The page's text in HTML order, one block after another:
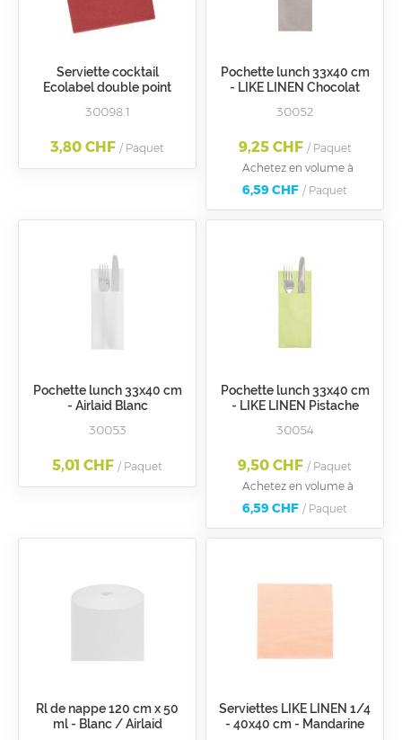
Serviette cocktail
Ecolabel double point
30098.1
3,80 CHF / Paquet
Pochette lunch 33x40 cm
- LIKE LINEN Chocolat
30052
9,25 CHF / Paquet
Achetez en volume à
6,59 CHF / Paquet
Pochette lunch 33x40 cm
- Airlaid Blanc
30053
5,01 CHF / Paquet
Pochette lunch 33x40 cm
- LIKE LINEN Pistache
30054
9,50 CHF / Paquet
Achetez en volume à
6,59 CHF / Paquet
Rl de nappe 120 cm x 50
ml - Blanc / Airlaid
Serviettes LIKE LINEN 1/4
- 40x40 cm - Mandarine